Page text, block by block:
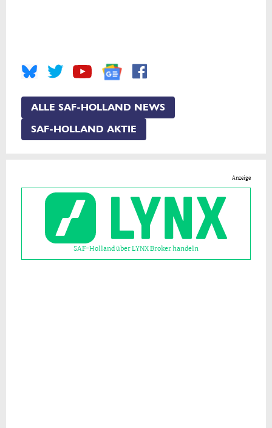
ALLE SAF-HOLLAND NEWS
SAF-HOLLAND AKTIE
Anzeige
SAF-Holland über LYNX Broker handeln